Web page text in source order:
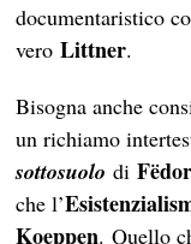
documentaristico
veroLittner.
Bisogna anche
un richiamo
sottosuolo di
che l’
Koeppen. Quello